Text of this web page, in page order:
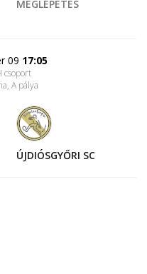
MEGLEPETÉS
09 17:05
csoport
, A pálya
ÚJDIÓSGYŐRI SC